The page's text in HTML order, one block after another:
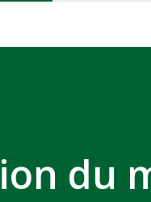
du